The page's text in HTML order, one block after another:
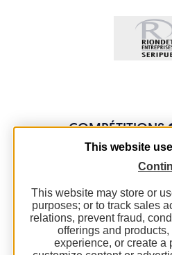
COMPÉTITIONS
This website
This website may store or
purposes; or to track sales
relations, prevent fraud,
offerings and
experience, or create a